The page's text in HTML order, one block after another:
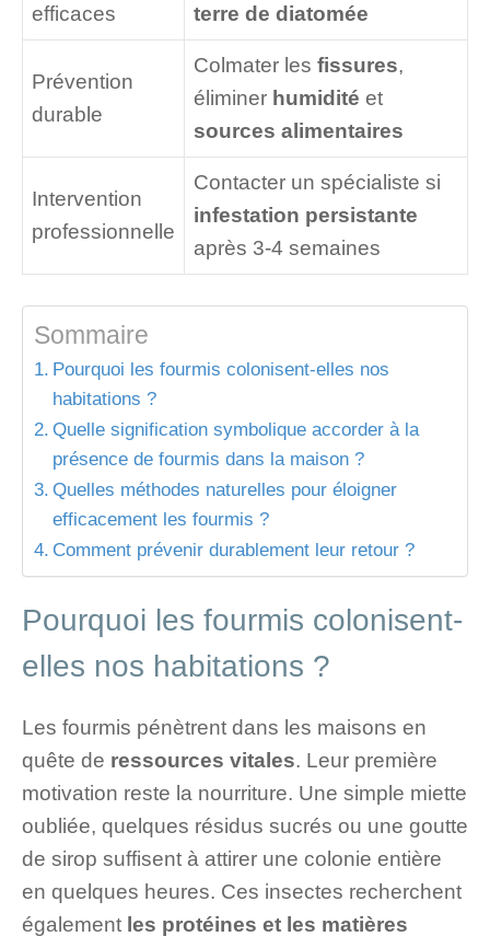
efficaces
terre de diatomée
Prévention
durable
Colmater les fissures,
éliminer humidité et
sources alimentaires
Intervention
professionnelle
Contacter un spécialiste si
infestation persistante
après 3-4 semaines
Sommaire
Pourquoi les fourmis colonisent-elles nos
habitations ?
Quelle signification symbolique accorder à la
présence de fourmis dans la maison ?
Quelles méthodes naturelles pour éloigner
efficacement les fourmis ?
Comment prévenir durablement leur retour ?
Pourquoi les fourmis colonisent-
elles nos habitations ?
Les fourmis pénètrent dans les maisons en
quête de ressources vitales. Leur première
motivation reste la nourriture. Une simple miette
oubliée, quelques résidus sucrés ou une goutte
de sirop suffisent à attirer une colonie entière
en quelques heures. Ces insectes recherchent
également les protéines et les matières